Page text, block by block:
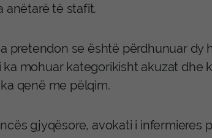
anëtarë të stafit.
pretendon se është përdhunuar dy
ka mohuar kategorikisht akuzat dhe
qenë me pëlqim.
gjyqësore, avokati i infermieres